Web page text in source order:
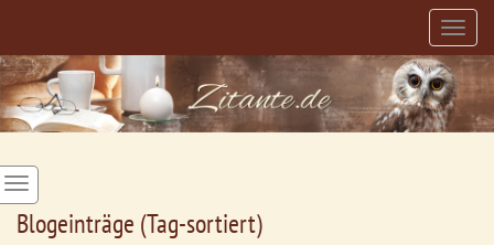
Blogeinträge (Tag-sortiert)